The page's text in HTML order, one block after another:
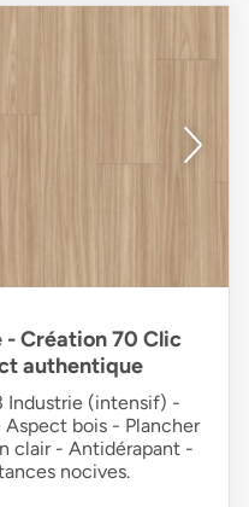
Création 70 Clic
authentique
Industrie (intensif) -
bois - Plancher
clair - Antidérapant -
nocives.